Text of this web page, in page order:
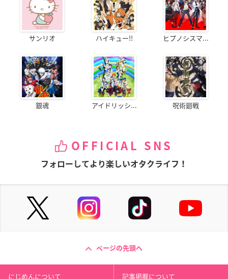
サンリオ ハイキュー!! ヒプノシスマ...
銀魂 アイドリッシ... 呪術廻戦
OFFICIAL SNS
フォローしてより楽しいオタクライフ！
ページの先頭へ
にじめんについて 記事掲載について